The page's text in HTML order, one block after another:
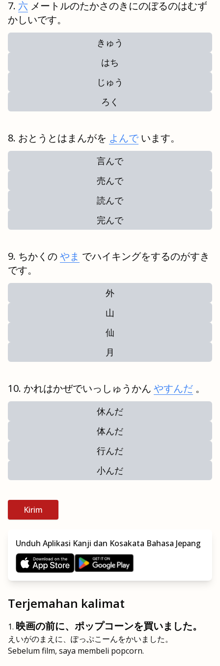
六 メートルのたかさのきにのぼるのはむず
かしいです。
きゅう
はち
じゅう
ろく
おとうとはまんがを よんで います。
言んで
売んで
読んで
完んで
ちかくの やま でハイキングをするのがすき
です。
外
山
仙
月
かれはかぜでいっしゅうかん やすんだ 。
休んだ
体んだ
行んだ
小んだ
Kirim
Unduh Aplikasi Kanji dan Kosakata Bahasa Jepang
Terjemahan kalimat
映画の前に、ポップコーンを買いました。
えいがのまえに、ぽっぷこーんをかいました。
Sebelum film, saya membeli popcorn.